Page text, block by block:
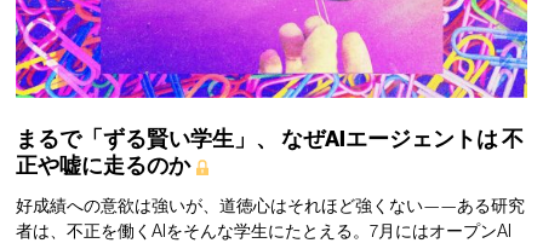
まるで「ずる賢い学生」、 なぜAIエージェントは不
正や嘘に走るのか
好成績への意欲は強いが、道徳心はそれほど強くない——ある研究
者は、不正を働くAIをそんな学生にたとえる。7月にはオープンAI